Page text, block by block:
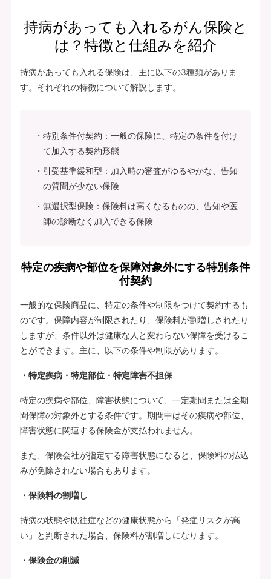
持病があっても入れるがん保険と
は？特徴と仕組みを紹介
持病があっても入れる保険は、主に以下の3種類がありま
す。それぞれの特徴について解説します。
特別条件付契約：一般の保険に、特定の条件を付け
て加入する契約形態
引受基準緩和型：加入時の審査がゆるやかな、告知
の質問が少ない保険
無選択型保険：保険料は高くなるものの、告知や医
師の診断なく加入できる保険
特定の疾病や部位を保障対象外にする特別条件
付契約
一般的な保険商品に、特定の条件や制限をつけて契約するも
のです。保障内容が制限されたり、保険料が割増しされたり
しますが、条件以外は健康な人と変わらない保障を受けるこ
とができます。主に、以下の条件や制限があります。
・特定疾病・特定部位・特定障害不担保
特定の疾病や部位、障害状態について、一定期間または全期
間保障の対象外とする条件です。期間中はその疾病や部位、
障害状態に関連する保険金が支払われません。
また、保険会社が指定する障害状態になると、保険料の払込
みが免除されない場合もあります。
・保険料の割増し
持病の状態や既往症などの健康状態から「発症リスクが高
い」と判断された場合、保険料が割増しになります。
・保険金の削減